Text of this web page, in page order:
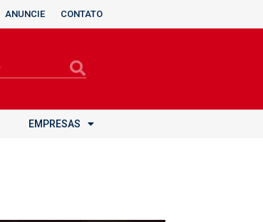
ANUNCIE CONTATO
EMPRESAS